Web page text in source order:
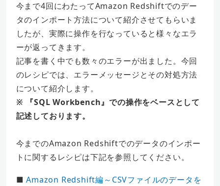
今まで4回にわたってAmazon Redshiftでのデー
タのインポート方法について紹介させてもらいま
したが、実際に操作を行なっていると様々なエラ
ーが返ってきます。
記事を書く中でも数々のエラーが出ました。今回
のレシピでは、エラーメッセージとその対処方法
について紹介します。
※ 『SQL Workbench』での操作をベースとして
記述しております。
今までのAmazon Redshiftでのデータのインポー
トに関するレシピは下記を参照してください。
■Amazon Redshift編～CSVファイルのデータを